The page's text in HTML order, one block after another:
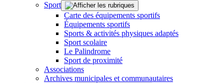
Sport
Carte des équipements sportifs
Équipements sportifs
Sports & activités physiques adaptés
Sport scolaire
Le Palindrome
Sport de proximité
Associations
Archives municipales et communautaires